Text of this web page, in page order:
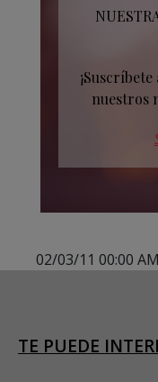
nuestros
02/03/11 00:00 AM
TE PUEDE